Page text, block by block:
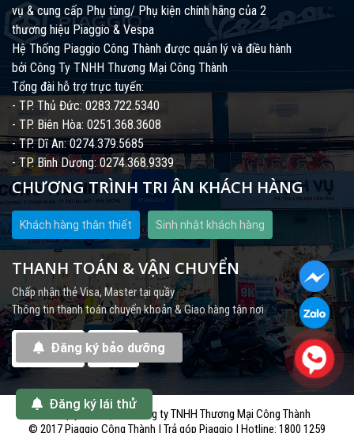
vụ & cung cấp Phụ tùng/ Phụ kiện chính hãng của 2
thương hiệu Piaggio & Vespa
Hệ Thống Piaggio Công Thành được quản lý và điều hành
bởi Công Ty TNHH Thương Mại Công Thành
Tổng đài hỗ trợ trực tuyến:
- TP. Thủ Đức: 0283.722.5340
- TP. Biên Hòa: 0251.368.3608
- TP. Dĩ An: 0274.379.5685
- TP. Bình Dương: 0274.368.9339
CHƯƠNG TRÌNH TRI ÂN KHÁCH HÀNG
Khách hàng thân thiết Sinh nhật khách hàng
THANH TOÁN & VẬN CHUYỂN
Chấp nhận thẻ Visa, Master tại quầy
Thông tin thanh toán chuyển khoản & Giao hàng tận nơi
Bản quyền thuộc về công ty TNHH Thương Mại Công Thành
© 2017 Piaggio Công Thành | Trả góp Piaggio | Hotline: 1800 1259
Đăng ký bảo dưỡng
Đăng ký lái thử